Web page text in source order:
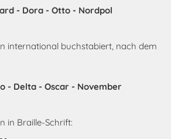
- Dora - Otto - Nordpol
international buchstabiert, nach dem
- Delta - Oscar - November
in Braille-Schrift: